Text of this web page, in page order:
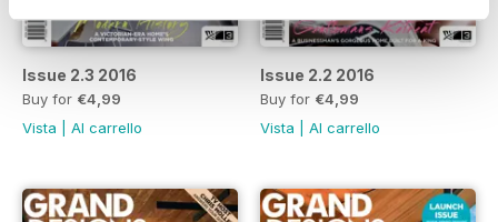
Issue 2.3 2016
Buy for €4,99
Vista
Al carrello
Issue 2.2 2016
Buy for €4,99
Vista
Al carrello